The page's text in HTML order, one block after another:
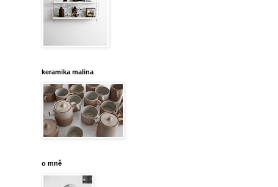
keramika malina
o mně